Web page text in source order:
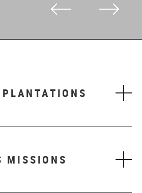
MISSIONS